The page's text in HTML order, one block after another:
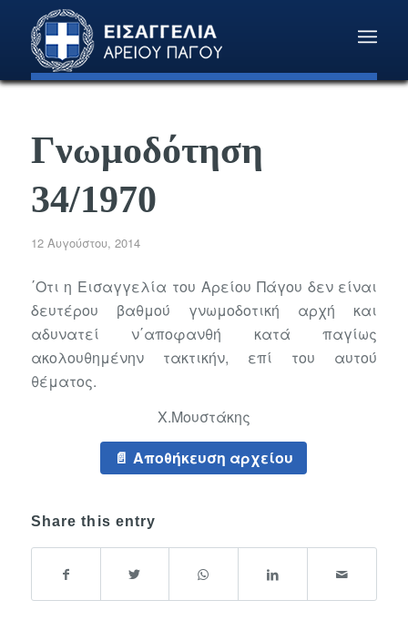
Γνωμοδότηση
34/1970
12 Αυγούστου, 2014
΄Οτι η Εισαγγελία του Αρείου Πάγου δεν είναι
δευτέρου βαθμού γνωμοδοτική αρχή και
αδυνατεί ν΄αποφανθή κατά παγίως
ακολουθημένην τακτικήν, επί του αυτού
θέματος.
Χ.Μουστάκης
Αποθήκευση αρχείου
Share this entry